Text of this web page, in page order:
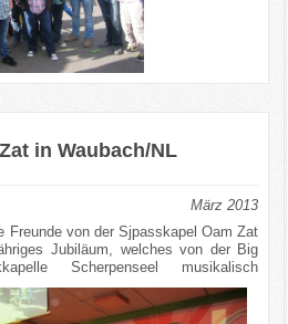
in Waubach/NL
März 2013
Freunde von der Sjpasskapel Oam Zat
Jubiläum, welches von der Big
Scherpenseel musikalisch